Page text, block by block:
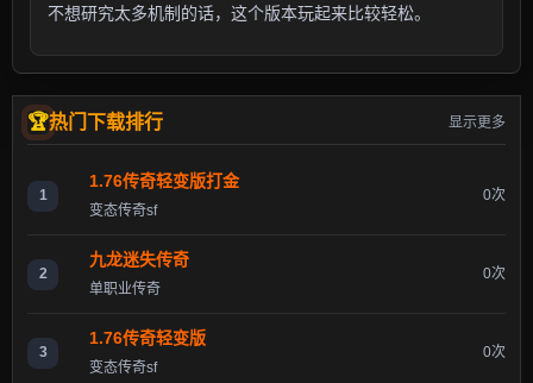
不想研究太多机制的话，这个版本玩起来比较轻松。
热门下载排行 显示更多
1
1.76传奇轻变版打金
变态传奇sf
0次
2
九龙迷失传奇
单职业传奇
0次
3
1.76传奇轻变版
变态传奇sf
0次